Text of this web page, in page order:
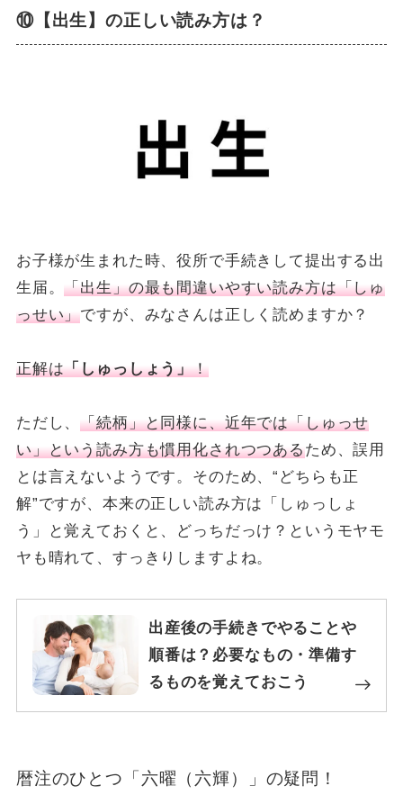
⑩【出生】の正しい読み方は？
お子様が生まれた時、役所で手続きして提出する出
生届。「出生」の最も間違いやすい読み方は「しゅ
っせい」ですが、みなさんは正しく読めますか？
正解は「しゅっしょう」！
ただし、「続柄」と同様に、近年では「しゅっせ
い」という読み方も慣用化されつつあるため、誤用
とは言えないようです。そのため、“どちらも正
解”ですが、本来の正しい読み方は「しゅっしょ
う」と覚えておくと、どっちだっけ？というモヤモ
ヤも晴れて、すっきりしますよね。
出産後の手続きでやることや
順番は？必要なもの・準備す
るものを覚えておこう
暦注のひとつ「六曜（六輝）」の疑問！